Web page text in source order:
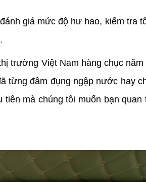
giá mức độ hư hao, kiểm tra
trường Việt Nam hàng chục
từng đâm đụng ngập nước hay
mà chúng tôi muốn bạn quan